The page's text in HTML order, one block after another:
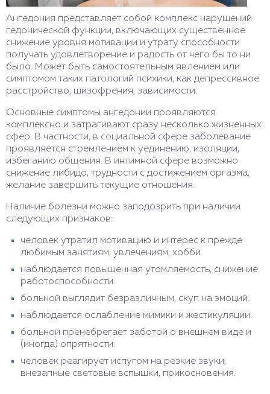
Ангедония представляет собой комплекс нарушений
гедонической функции, включающих существенное
снижение уровня мотивации и утрату способности
получать удовлетворение и радость от чего бы то ни
было. Может быть самостоятельным явлением или
симптомом таких патологий психики, как депрессивное
расстройство, шизофрения, зависимости.
Основные симптомы ангедонии проявляются
комплексно и затрагивают сразу несколько жизненных
сфер. В частности, в социальной сфере заболевание
проявляется стремлением к уединению, изоляции,
избеганию общения. В интимной сфере возможно
снижение либидо, трудности с достижением оргазма,
желание завершить текущие отношения.
Наличие болезни можно заподозрить при наличии
следующих признаков:
человек утратил мотивацию и интерес к прежде
любимым занятиям, увлечениям, хобби.
наблюдается повышенная утомляемость, снижение
работоспособности.
больной выглядит безразличным, скуп на эмоций.
наблюдается ослабление мимики и жестикуляции.
больной пренебрегает заботой о внешнем виде и
(иногда) опрятности.
человек реагирует испугом на резкие звуки,
внезапные световые вспышки, прикосновения.